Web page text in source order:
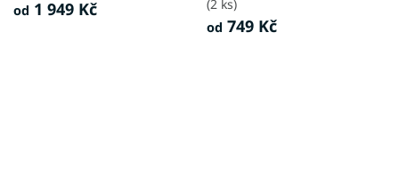
od 1 949 Kč
(2 ks)
od 749 Kč